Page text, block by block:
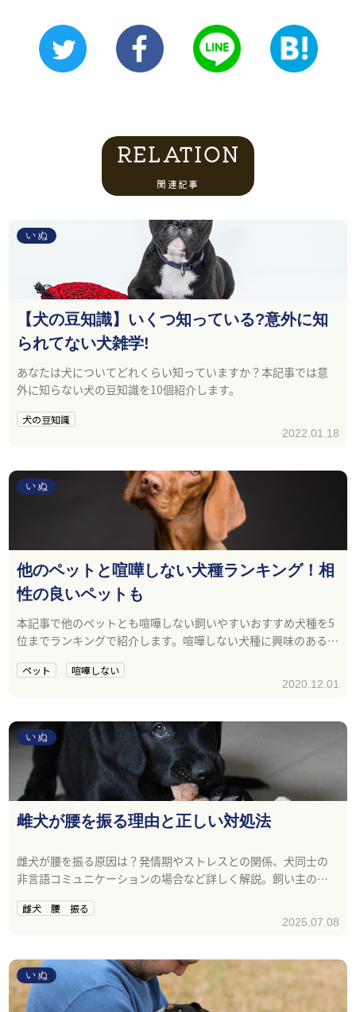
RELATION
関連記事
いぬ
【犬の豆知識】いくつ知っている?意外に知
られてない犬雑学!
あなたは犬についてどれくらい知っていますか？本記事では意
外に知らない犬の豆知識を10個紹介します。
犬の豆知識
2022.01.18
いぬ
他のペットと喧嘩しない犬種ランキング！相
性の良いペットも
本記事で他のペットとも喧嘩しない飼いやすいおすすめ犬種を5
位までランキングで紹介します。喧嘩しない犬種に興味のある方
にしてくださいね。
ペット 喧嘩しない
2020.12.01
いぬ
雌犬が腰を振る理由と正しい対処法
雌犬が腰を振る原因は？発情期やストレスとの関係、犬同士の
非言語コミュニケーションの場合など詳しく解説。飼い主の適
雌犬 腰 振る
2025.07.08
いぬ